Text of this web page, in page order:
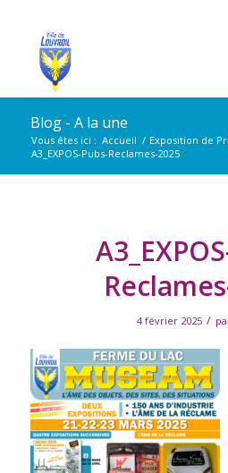
Blog - A la une
Vous êtes ici : Accueil / Exposition de
A3_EXPOS-Pubs-Reclames-2025
4 février 2025 /